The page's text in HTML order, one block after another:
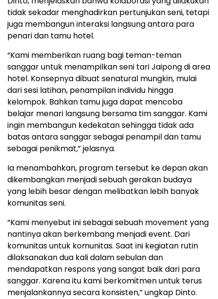
tidak sekadar menghadirkan pertunjukan seni, tetapi
juga membangun interaksi langsung antara para
penari dan tamu hotel.
“Kami memberikan ruang bagi teman-teman
sanggar untuk menampilkan seni tari Jaipong di area
hotel. Konsepnya dibuat senatural mungkin, mulai
dari sesi latihan, penampilan individu hingga
kelompok. Bahkan tamu juga dapat mencoba
belajar menari langsung bersama tim sanggar. Kami
ingin membangun kedekatan sehingga tidak ada
batas antara sanggar sebagai penampil dan tamu
sebagai penikmat,” jelasnya.
Ia menambahkan, program tersebut ke depan akan
dikembangkan menjadi sebuah gerakan budaya
yang lebih besar dengan melibatkan lebih banyak
komunitas seni.
“Kami menyebut ini sebagai sebuah movement yang
nantinya akan berkembang menjadi event. Dari
komunitas untuk komunitas. Saat ini kegiatan rutin
dilaksanakan dua kali dalam sebulan dan
mendapatkan respons yang sangat baik dari para
sanggar. Karena itu kami berkomitmen untuk terus
menjalankannya secara konsisten,” ungkap Dinto.